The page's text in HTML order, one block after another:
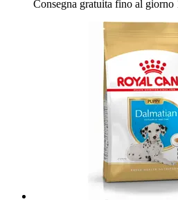
Consegna gratuita fino al giorno